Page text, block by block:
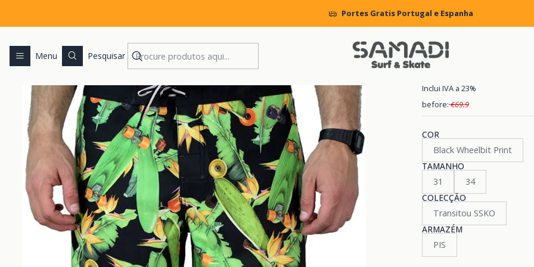
Menu Pesquisar
Portes Gratis Portugal e Espanha
CLOTHING Boardshorts Boardshorts DC Wheelbite
|
Inclui IVA a 23%
before:€69.9
COR
Black Wheelbit Print
TAMANHO
31
34
COLECÇÃO
Transitou SSKO
ARMAZÉM
PIS